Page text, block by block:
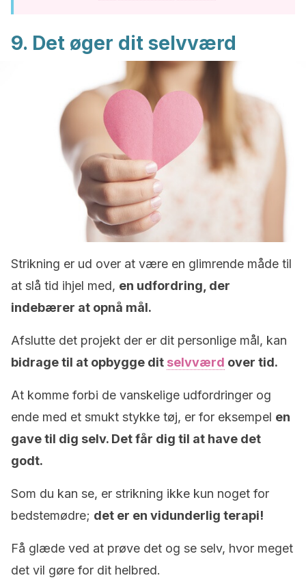
9. Det øger dit selvværd
Strikning er ud over at være en glimrende måde til
at slå tid ihjel med, en udfordring, der
indebærer at opnå mål.
Afslutte det projekt der er dit personlige mål, kan
bidrage til at opbygge dit selvværd over tid.
At komme forbi de vanskelige udfordringer og
ende med et smukt stykke tøj, er for eksempel en
gave til dig selv. Det får dig til at have det
godt.
Som du kan se, er strikning ikke kun noget for
bedstemødre; det er en vidunderlig terapi!
Få glæde ved at prøve det og se selv, hvor meget
det vil gøre for dit helbred.